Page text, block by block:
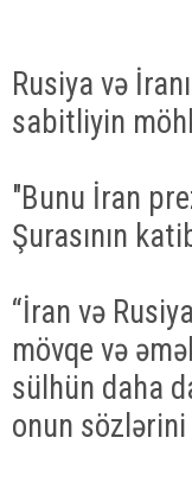
Rusiya və
sabitliyin
"Bunu İran
Şurasının
“İran və
mövqe və
sülhün daha
onun